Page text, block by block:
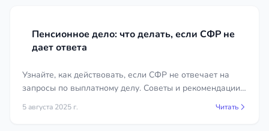
оборачивается потерей времени. Опытный
пенсионный юрист в регионе Чеченская
подготовит обоснованную позицию и возьмёт на
себя взаимодействие с Социальным фондом и
судом. Первичная консультация предоставляется
Пенсионное дело: что делать, если СФР не
дает ответа
Узнайте, как действовать, если СФР не отвечает на
запросы по выплатному делу. Советы и рекомендации
для эффективного решения проблемы.
5 августа 2025 г. Читать